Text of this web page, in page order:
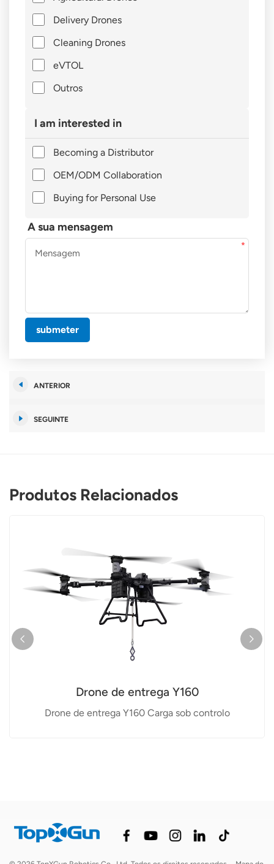
Delivery Drones
Cleaning Drones
eVTOL
Outros
I am interested in
Becoming a Distributor
OEM/ODM Collaboration
Buying for Personal Use
A sua mensagem
submeter
ANTERIOR
SEGUINTE
Produtos Relacionados
Drone de entrega Y160
Drone de entrega Y160 Carga sob controlo